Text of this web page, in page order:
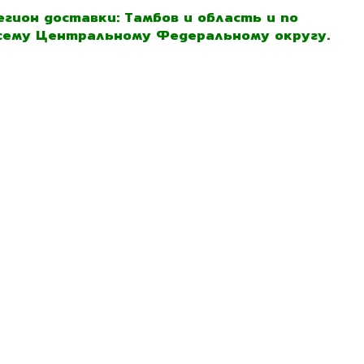
доставки: Тамбов и область и по
Центральному Федеральному округу.